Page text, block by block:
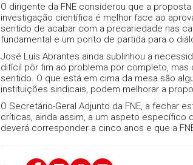
O dirigente da FNE considerou que a
investigação científica é melhor face ao
sentido de acabar com a precariedade nas
fundamental e um ponto de partida para o
José Luís Abrantes ainda sublinhou a
difícil pôr fim ao problema por completo,
sentido. O que está em cima da mesa são
instituições sindicais, podem melhorar a
O Secretário-Geral Adjunto da FNE, a fechar
críticas, ainda assim, a um aspeto específico
deverá corresponder a cinco anos e que a